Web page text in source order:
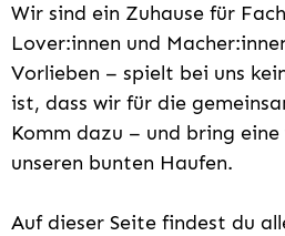
Wir sind ein Zuhause für
Lover:innen und
Vorlieben – spielt bei uns
ist, dass wir für die
Komm dazu – und bring
unseren bunten Haufen.
Auf dieser Seite findest du